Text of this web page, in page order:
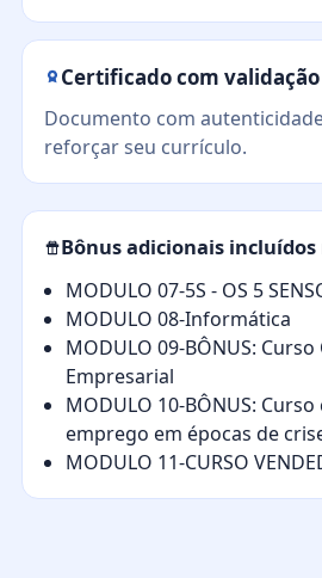
Certificado com validação
Documento com
reforçar seu currículo.
Bônus adicionais
MODULO 07-5S - OS 5
MODULO 08-Informática
MODULO 09-BÔNUS:
Empresarial
MODULO 10-BÔNUS:
emprego em épocas de
MODULO 11-CURSO